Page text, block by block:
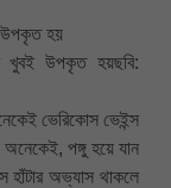
উপকৃত হয়
খুবই উপকৃত হয়ছবি:
ভেরিকোস ভেইন্স
পঙ্গু হয়ে যান
হাঁটার অভ্যাস থাকলে